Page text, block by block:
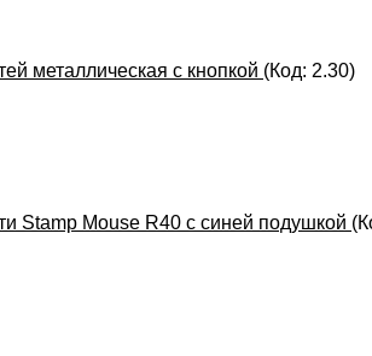
металлическая с кнопкой (Код: 2.30)
Stamp Mouse R40 с синей подушкой